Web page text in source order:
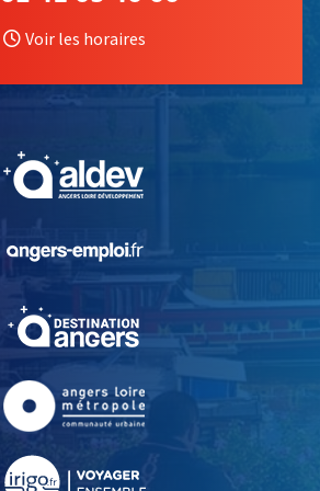
Voir les horaires
, Ouvre une nouvelle
, Ouvre une nouvelle